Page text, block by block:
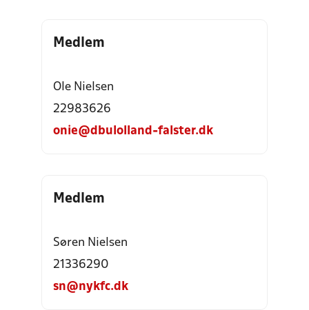
Medlem
Ole Nielsen
22983626
onie@dbulolland-falster.dk
Medlem
Søren Nielsen
21336290
sn@nykfc.dk